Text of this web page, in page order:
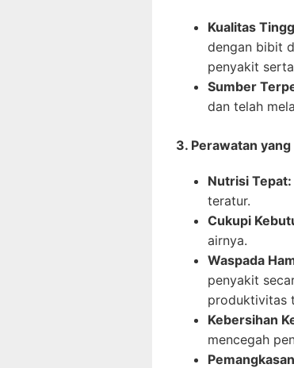
Kualitas
dengan bibit
penyakit
Sumber
dan telah
3. Perawatan yang
Nutrisi Tepat:
teratur.
Cukupi
airnya.
Waspada
penyakit
produktivitas
Kebersihan
mencegah